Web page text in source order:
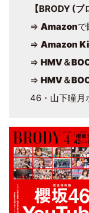
【BRODY (
⇒ Amazonで
⇒ Amazon
⇒ HMV＆
⇒ HMV＆
46・山下瞳月